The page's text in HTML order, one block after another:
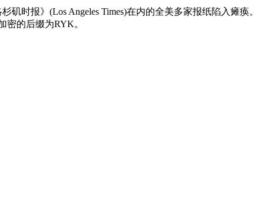
时报》(Los Angeles Times)在内的全美多家报纸陷入瘫痪。
密的后缀为RYK。